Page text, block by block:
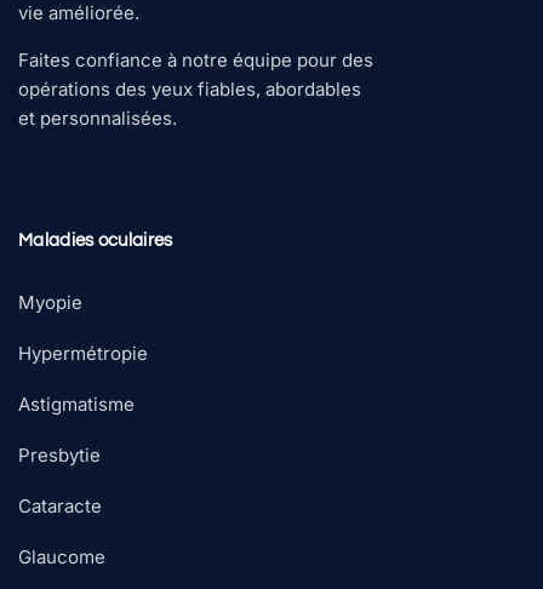
vie améliorée.
Faites confiance à notre équipe pour des
opérations des yeux fiables, abordables
et personnalisées.
Maladies oculaires
Myopie
Hypermétropie
Astigmatisme
Presbytie
Cataracte
Glaucome